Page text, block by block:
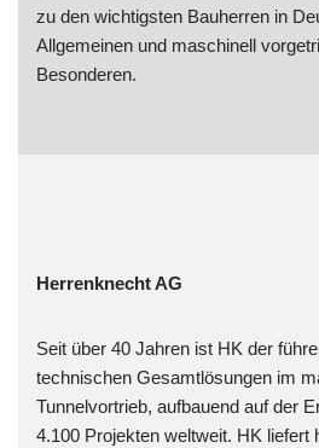
zu den wichtigsten Bauherren in
Allgemeinen und maschinell
Besonderen.
Herrenknecht AG
Seit über 40 Jahren ist HK der
technischen Gesamtlösungen im
Tunnelvortrieb, aufbauend auf der
4.100 Projekten weltweit. HK liefert